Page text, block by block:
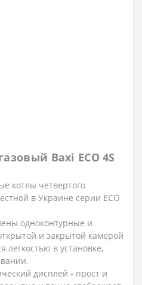
Baxi ECO 4S
котлы четвертого
в Украине серии ECO
одноконтурные и
и закрытой камерой
легкостью в установке,
дисплей - прост и